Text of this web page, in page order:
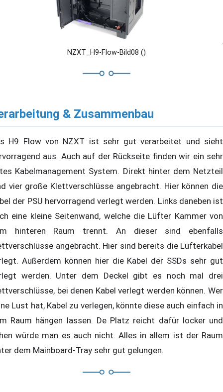
NZXT_H9-Flow-Bild08 ()
& Zusammenbau
H9 Flow von NZXT ist sehr gut verarbeitet und sieht
aus. Auch auf der Rückseite finden wir ein sehr
Kabelmanagement System. Direkt hinter dem Netzteil
vier große Klettverschlüsse angebracht. Hier können die
der PSU hervorragend verlegt werden. Links daneben ist
eine kleine Seitenwand, welche die Lüfter Kammer von
hinteren Raum trennt. An dieser sind ebenfalls
angebracht. Hier sind bereits die Lüfterkabel
Außerdem können hier die Kabel der SSDs sehr gut
werden. Unter dem Deckel gibt es noch mal drei
bei denen Kabel verlegt werden können. Wer
Lust hat, Kabel zu verlegen, könnte diese auch einfach in
Raum hängen lassen. De Platz reicht dafür locker und
würde man es auch nicht. Alles in allem ist der Raum
dem Mainboard-Tray sehr gut gelungen.